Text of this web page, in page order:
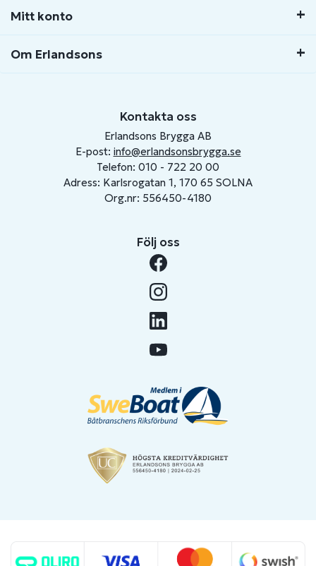
Mitt konto
Om Erlandsons
Kontakta oss
Erlandsons Brygga AB
E-post: info@erlandsonsbrygga.se
Telefon: 010 - 722 20 00
Adress: Karlsrogatan 1, 170 65 SOLNA
Org.nr: 556450-4180
Följ oss